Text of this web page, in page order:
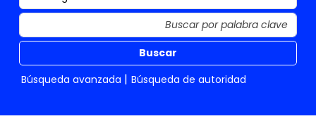
Buscar
Búsqueda avanzada
Búsqueda de autoridad